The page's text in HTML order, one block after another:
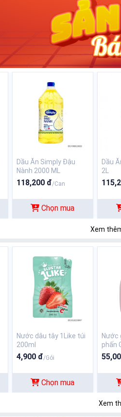
Dầu Ăn Simply Đậu
Nành 2000 ML
118,200 đ/Can
Chọn mua
Dầu
2L
Xem
Nước dâu tây 1Like túi
200ml
4,900 đ/Gói
Chọn mua
Nước
phấn
Xem